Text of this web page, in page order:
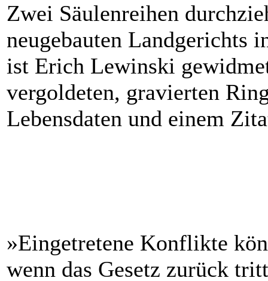
Zwei Säulenreihen
neugebauten Landgerichts
ist Erich Lewinski
vergoldeten, gravierten
Lebensdaten und einem
»Eingetretene Konflikte
wenn das Gesetz zurück